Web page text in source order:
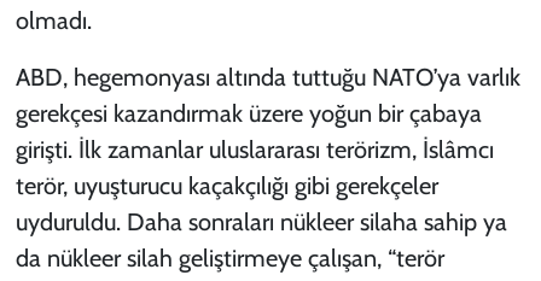
olmadı.
ABD, hegemonyası altında tuttuğu NATO’ya varlık
gerekçesi kazandırmak üzere yoğun bir çabaya
girişti. İlk zamanlar uluslararası terörizm, İslâmcı
terör, uyuşturucu kaçakçılığı gibi gerekçeler
uyduruldu. Daha sonraları nükleer silaha sahip ya
da nükleer silah geliştirmeye çalışan, “terör